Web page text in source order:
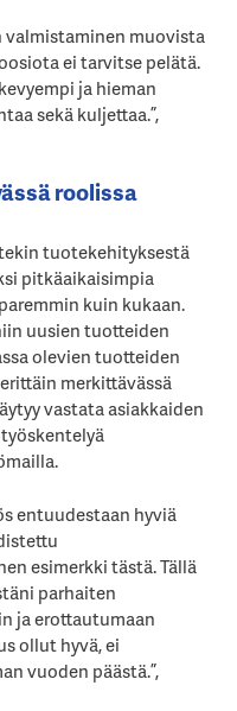
valmistaminen muovista
ei tarvitse pelätä.
ja hieman
sekä kuljettaa.”,
roolissa
tuotekehityksestä
pitkäaikaisimpia
kuin kukaan.
uusien tuotteiden
olevien tuotteiden
merkittävässä
vastata asiakkaiden
entuudestaan hyviä
esimerkki tästä. Tällä
parhaiten
ja erottautumaan
ollut hyvä, ei
vuoden päästä.”,